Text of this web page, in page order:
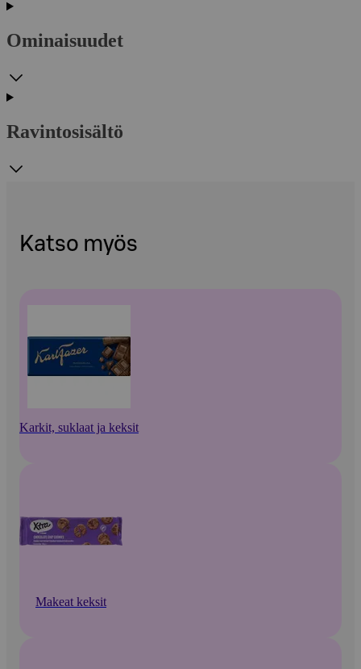
Ominaisuudet
Ravintosisältö
Katso myös
Karkit, suklaat ja keksit
Makeat keksit